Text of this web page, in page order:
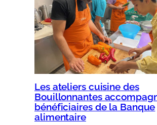
Les ateliers cuisine des
Bouillonnantes
bénéficiaires de la Banque
alimentaire